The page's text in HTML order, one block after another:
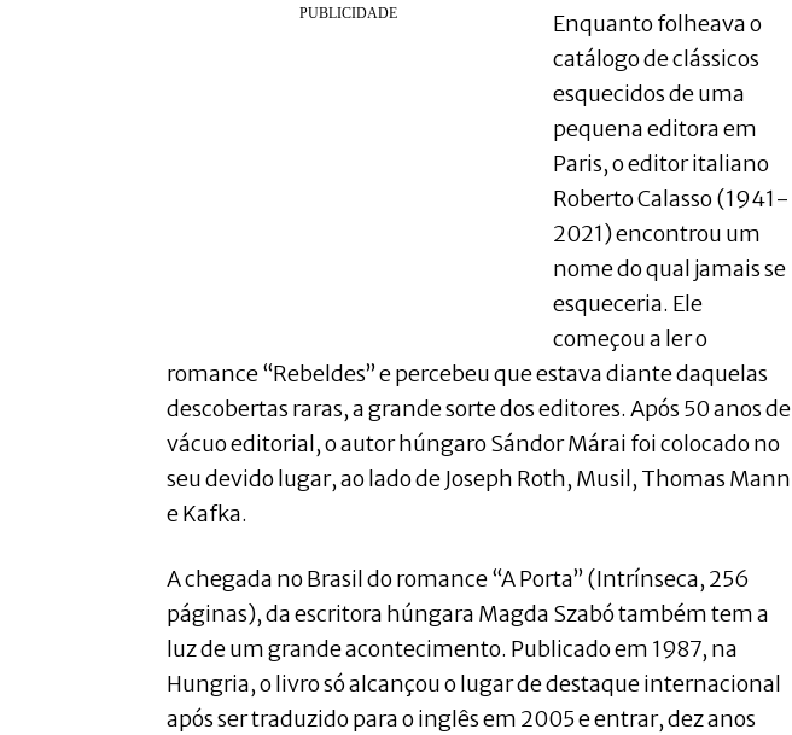
Enquanto folheava o
catálogo de clássicos
esquecidos de uma
pequena editora em
Paris, o editor italiano
Roberto Calasso (1941-
2021) encontrou um
nome do qual jamais se
esqueceria. Ele
começou a ler o
romance “Rebeldes’’ e percebeu que estava diante daquelas
descobertas raras, a grande sorte dos editores. Após 50 anos de
vácuo editorial, o autor húngaro Sándor Márai foi colocado no
seu devido lugar, ao lado de Joseph Roth, Musil, Thomas Mann
e Kafka.
A chegada no Brasil do romance “A Porta’’ (Intrínseca, 256
páginas), da escritora húngara Magda Szabó também tem a
luz de um grande acontecimento. Publicado em 1987, na
Hungria, o livro só alcançou o lugar de destaque internacional
após ser traduzido para o inglês em 2005 e entrar, dez anos